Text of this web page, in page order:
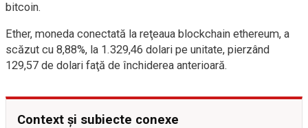
bitcoin.
Ether, moneda conectată la reţeaua blockchain ethereum, a
scăzut cu 8,88%, la 1.329,46 dolari pe unitate, pierzând
129,57 de dolari faţă de închiderea anterioară.
Context și subiecte conexe